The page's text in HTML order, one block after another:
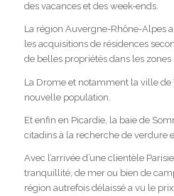
des vacances et des week-ends.
La région Auvergne-Rhône-Alpes
les acquisitions de résidences
de belles propriétés dans les zones
La Drome et notamment la ville de
nouvelle population.
Et enfin en Picardie, la baie de
citadins à la recherche de verdure
Avec l’arrivée d’une clientèle
tranquillité, de mer ou bien de
région autrefois délaissé a vu le